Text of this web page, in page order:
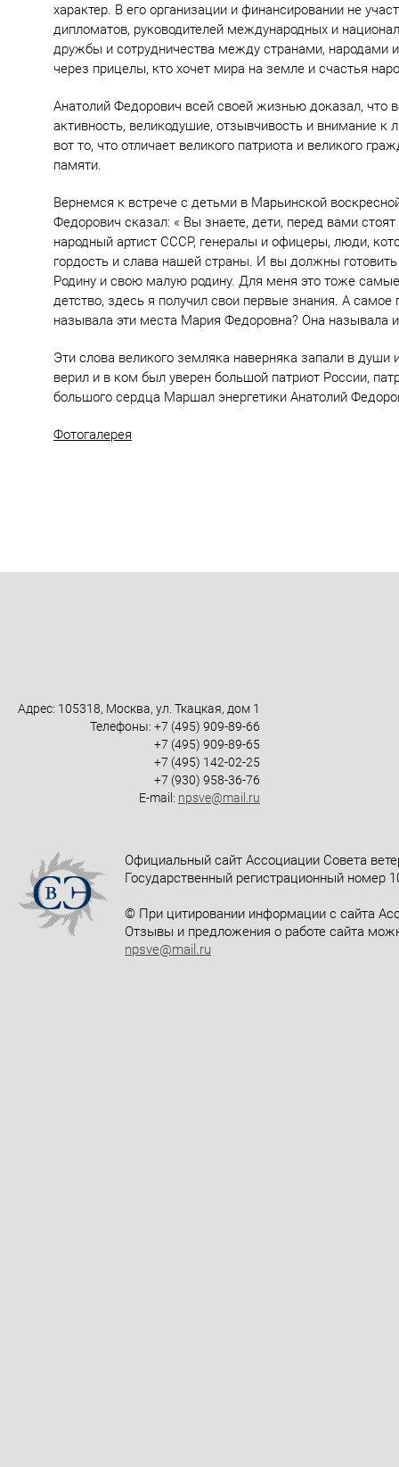
характер. В его организации и финансировании не
дипломатов, руководителей международных и
дружбы и сотрудничества между странами, народами
через прицелы, кто хочет мира на земле и счастья
Анатолий Федорович всей своей жизнью доказал, что
активность, великодушие, отзывчивость и внимание
вот то, что отличает великого патриота и великого
памяти.
Вернемся к встрече с детьми в Марьинской
Федорович сказал: « Вы знаете, дети, перед вами
народный артист СССР, генералы и офицеры, люди,
гордость и слава нашей страны. И вы должны
Родину и свою малую родину. Для меня это тоже
детство, здесь я получил свои первые знания. А
называла эти места Мария Федоровна? Она называла
Эти слова великого земляка наверняка запали в
верил и в ком был уверен большой патриот России,
большого сердца Маршал энергетики Анатолий
Фотогалерея
Официальный сайт Ассоциации Совета
Государственный регистрационный номер
© При цитировании информации с сайта
Отзывы и предложения о работе сайта
npsve@mail.ru
Адрес: 105318, Москва, ул. Ткацкая, дом 1
Телефоны: +7 (495) 909-89-66
+7 (495) 909-89-65
+7 (495) 142-02-25
+7 (930) 958-36-76
E-mail: npsve@mail.ru